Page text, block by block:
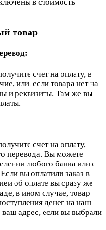
в стоимость
товар
счет на оплату, в
или, если товара нет на
и реквизиты. Там же вы
счет на оплату,
перевода. Вы можете
любого банка или с
вы оплатили заказ в
об оплате вы сразу же
в ином случае, товар
денег на наш
ваш адрес, если вы выбрали